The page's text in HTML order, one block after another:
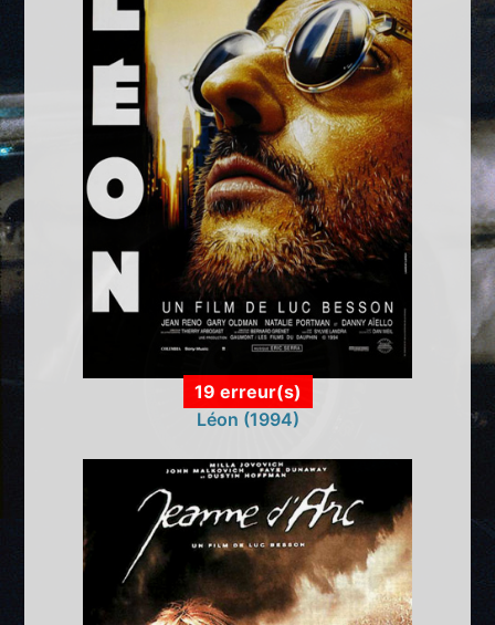
19 erreur(s)
Léon (1994)